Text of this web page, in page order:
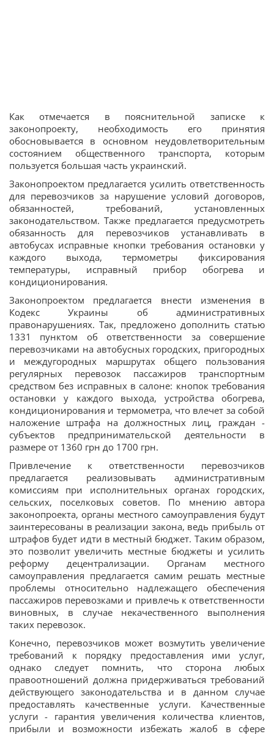
Как отмечается в пояснительной записке к
законопроекту, необходимость его принятия
обосновывается в основном неудовлетворительным
состоянием общественного транспорта, которым
пользуется большая часть украинский.
Законопроектом предлагается усилить ответственность
для перевозчиков за нарушение условий договоров,
обязанностей, требований, установленных
законодательством. Также предлагается предусмотреть
обязанность для перевозчиков устанавливать в
автобусах исправные кнопки требования остановки у
каждого выхода, термометры фиксирования
температуры, исправный прибор обогрева и
кондиционирования.
Законопроектом предлагается внести изменения в
Кодекс Украины об административных
правонарушениях. Так, предложено дополнить статью
1331 пунктом об ответственности за совершение
перевозчиками на автобусных городских, пригородных
и междугородных маршрутах общего пользования
регулярных перевозок пассажиров транспортным
средством без исправных в салоне: кнопок требования
остановки у каждого выхода, устройства обогрева,
кондиционирования и термометра, что влечет за собой
наложение штрафа на должностных лиц, граждан -
субъектов предпринимательской деятельности в
размере от 1360 грн до 1700 грн.
Привлечение к ответственности перевозчиков
предлагается реализовывать административным
комиссиям при исполнительных органах городских,
сельских, поселковых советов. По мнению автора
законопроекта, органы местного самоуправления будут
заинтересованы в реализации закона, ведь прибыль от
штрафов будет идти в местный бюджет. Таким образом,
это позволит увеличить местные бюджеты и усилить
реформу децентрализации. Органам местного
самоуправления предлагается самим решать местные
проблемы относительно надлежащего обеспечения
пассажиров перевозками и привлечь к ответственности
виновных, в случае некачественного выполнения
таких перевозок.
Конечно, перевозчиков может возмутить увеличение
требований к порядку предоставления ими услуг,
однако следует помнить, что сторона любых
правоотношений должна придерживаться требований
действующего законодательства и в данном случае
предоставлять качественные услуги. Качественные
услуги - гарантия увеличения количества клиентов,
прибыли и возможности избежать жалоб в сфере